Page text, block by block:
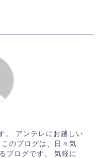
。 アンテレにお越しい
のブログは、日々気
ブログです。 気軽に